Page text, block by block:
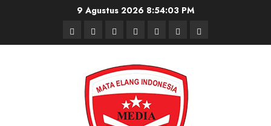
9 Agustus 2026 8:54:04 PM
BerandaNasionalDaerahHukum
dan
Kriminal
Pendidikan
Box
Redaksi
Iklan